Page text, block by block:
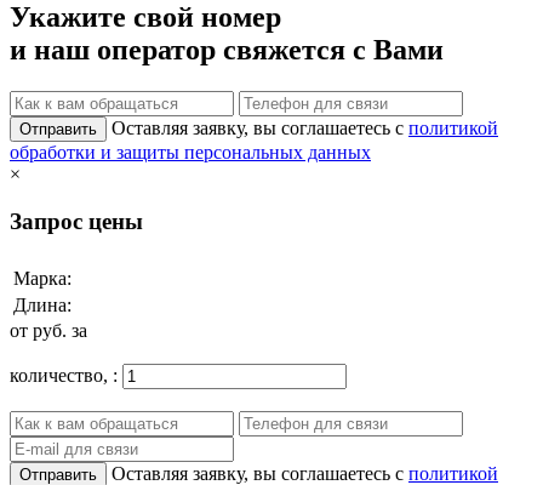
Укажите свой номер
и наш оператор свяжется с Вами
Отправить Оставляя заявку, вы соглашаетесь с политикой
обработки и защиты персональных данных
×
Запрос цены
Марка:
Длина:
от руб. за
количество, :
Отправить Оставляя заявку, вы соглашаетесь с политикой